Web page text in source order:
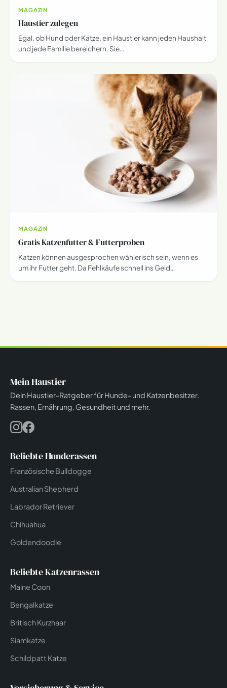
MAGAZIN
Haustier zulegen
Egal, ob Hund oder Katze, ein Haustier kann jeden Haushalt
und jede Familie bereichern. Sie…
MAGAZIN
Gratis Katzenfutter & Futterproben
Katzen können ausgesprochen wählerisch sein, wenn es
um ihr Futter geht. Da Fehlkäufe schnell ins Geld…
Mein Haustier
Dein Haustier-Ratgeber für Hunde- und Katzenbesitzer.
Rassen, Ernährung, Gesundheit und mehr.
Beliebte Hunderassen
Französische Bulldogge
Australian Shepherd
Labrador Retriever
Chihuahua
Goldendoodle
Beliebte Katzenrassen
Maine Coon
Bengalkatze
Britisch Kurzhaar
Siamkatze
Schildpatt Katze